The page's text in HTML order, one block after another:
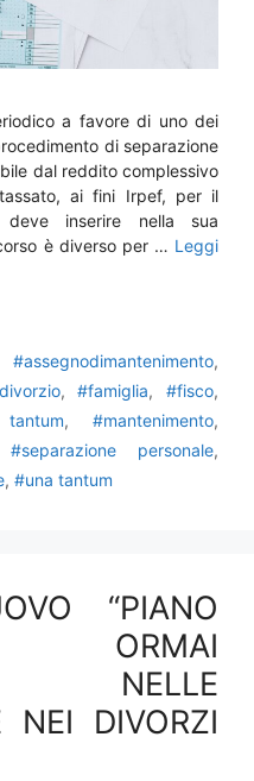
a favore di uno dei
di separazione
dal reddito complessivo
ai fini Irpef, per il
inserire nella sua
è diverso per … Leggi
#assegnodimantenimento,
,#famiglia,#fisco,
, #mantenimento,
#separazione personale,
, #una tantum
“PIANO
ORMAI
NELLE
NEI DIVORZI